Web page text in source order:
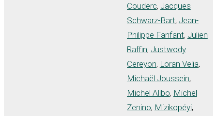
Couderc, Jacques
Schwarz-Bart, Jean-
Philippe Fanfant, Julien
Raffin, Justwody
Cereyon, Loran Velia,
Michaël Joussein,
Michel Alibo, Michel
Zenino, Mizikopéyi,